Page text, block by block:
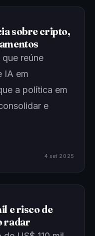
sobre cripto,
reúne
IA em
a política em
e
4 set 2025
e risco de
radar